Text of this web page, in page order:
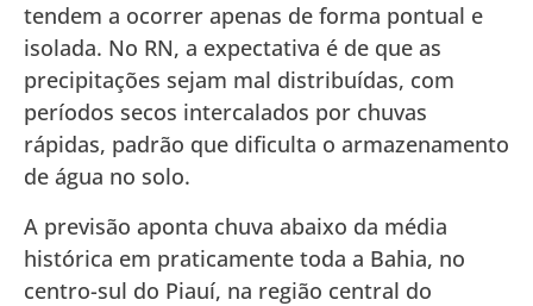
tendem a ocorrer apenas de forma pontual e
isolada. No RN, a expectativa é de que as
precipitações sejam mal distribuídas, com
períodos secos intercalados por chuvas
rápidas, padrão que dificulta o armazenamento
de água no solo.
A previsão aponta chuva abaixo da média
histórica em praticamente toda a Bahia, no
centro-sul do Piauí, na região central do